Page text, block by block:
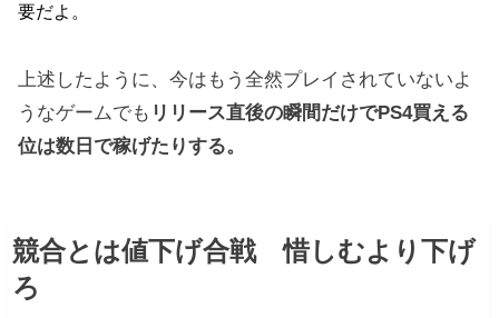
要だよ。
上述したように、今はもう全然プレイされていないよ
うなゲームでも リリース直後の瞬間だけでPS4買える
位は数日で稼げたりする。
競合とは値下げ合戦 惜しむより下げ
ろ